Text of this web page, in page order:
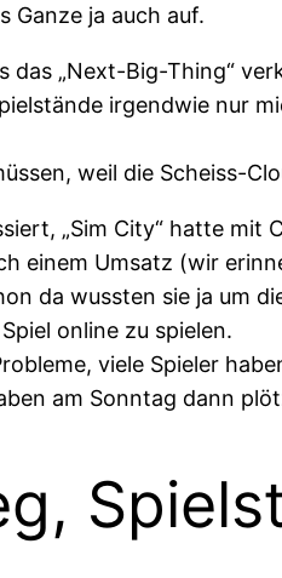
Ganze ja auch auf.
das „Next-Big-Thing“
irgendwie nur
weil die Scheiss-
„Sim City“ hatte
einem Umsatz (wir
da wussten sie ja um
online zu spielen.
viele Spieler
am Sonntag dann